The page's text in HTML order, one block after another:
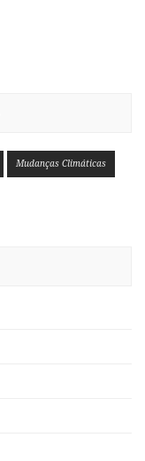
Mudanças Climáticas